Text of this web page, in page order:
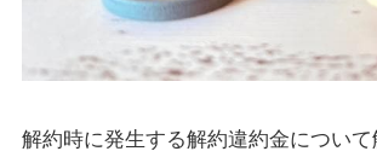
解約時に発生する解約違約金について